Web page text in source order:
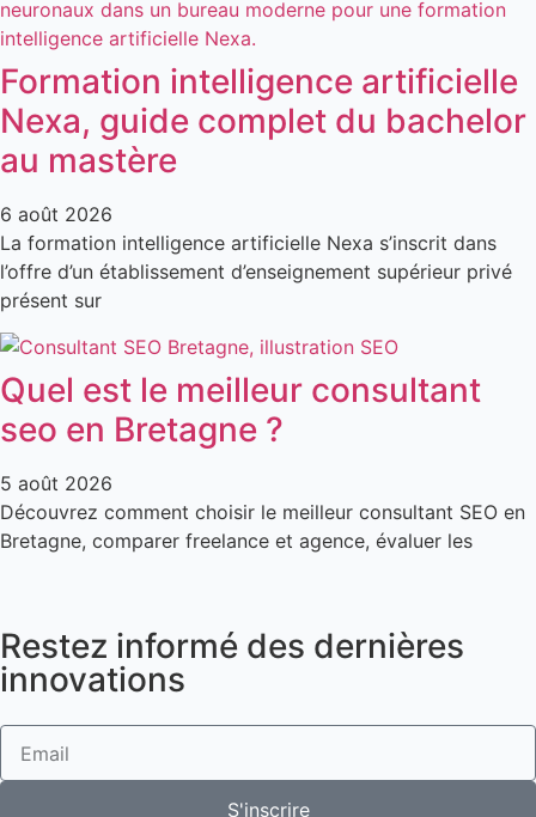
Formation intelligence artificielle
Nexa, guide complet du bachelor
au mastère
6 août 2026
La formation intelligence artificielle Nexa s’inscrit dans
l’offre d’un établissement d’enseignement supérieur privé
présent sur
Quel est le meilleur consultant
seo en Bretagne ?
5 août 2026
Découvrez comment choisir le meilleur consultant SEO en
Bretagne, comparer freelance et agence, évaluer les
Restez informé des dernières
innovations
S'inscrire